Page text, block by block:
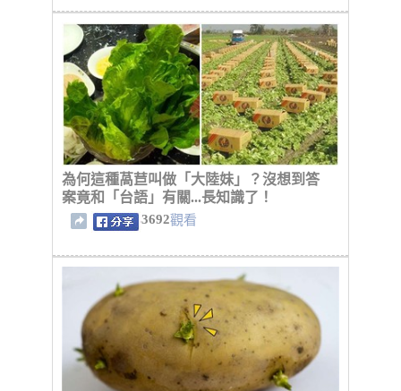
為何這種萵苣叫做「大陸妹」？沒想到答
案竟和「台語」有關...長知識了！
3692觀看